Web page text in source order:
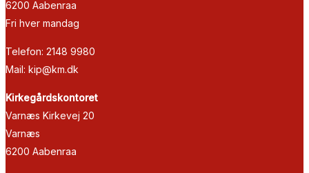
6200 Aabenraa
Fri hver mandag
Telefon: 2148 9980
Mail: kip@km.dk
Kirkegårdskontoret
Varnæs Kirkevej 20
Varnæs
6200 Aabenraa